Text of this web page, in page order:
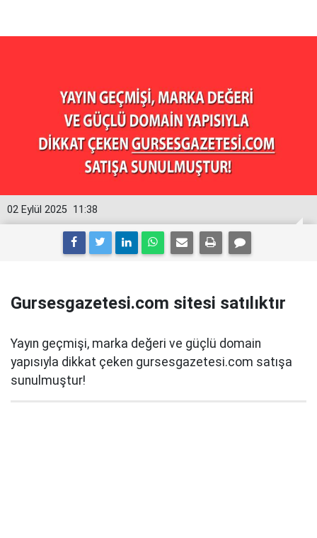
11:38
02 Eylül 2025
Gursesgazetesi.com sitesi satılıktır
Yayın geçmişi, marka değeri ve güçlü domain
yapısıyla dikkat çeken gursesgazetesi.com satışa
sunulmuştur!